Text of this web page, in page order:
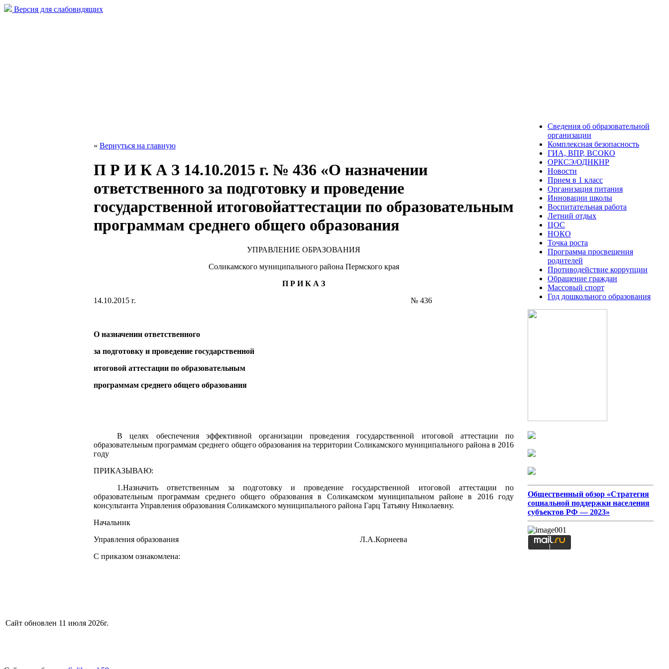
Версия для слабовидящих
« Вернуться на главную
П Р И К А З 14.10.2015 г. № 436 «О назначении
ответственного за подготовку и проведение
государственной итоговойаттестации по образовательным
программам среднего общего образования
УПРАВЛЕНИЕ ОБРАЗОВАНИЯ
Соликамского муниципального района Пермского края
П Р И К А З
14.10.2015 г. № 436
О назначении ответственного
за подготовку и проведение государственной
итоговой аттестации по образовательным
программам среднего общего образования
В целях обеспечения эффективной организации проведения государственной итоговой аттестации по
образовательным программам среднего общего образования на территории Соликамского муниципального района в 2016
году
ПРИКАЗЫВАЮ:
1.Назначить ответственным за подготовку и проведение государственной итоговой аттестации по
образовательным программам среднего общего образования в Соликамском муниципальном районе в 2016 году
консультанта Управления образования Соликамского муниципального района Гарц Татьяну Николаевну.
Начальник
Управления образования Л.А.Корнеева
С приказом ознакомлена:
Сведения об образовательной
организации
Комплексная безопасность
ГИА, ВПР, ВСОКО
ОРКСЭ/ОДНКНР
Новости
Прием в 1 класс
Организация питания
Инновации школы
Воспитательная работа
Летний отдых
ЦОС
НОКО
Точка роста
Программа просвещения
родителей
Противодействие коррупции
Обращение граждан
Массовый спорт
Год дошкольного образования
Общественный обзор «Стратегия
социальной поддержки населения
субъектов РФ — 2023»
Сайт обновлен 11 июля 2026г.